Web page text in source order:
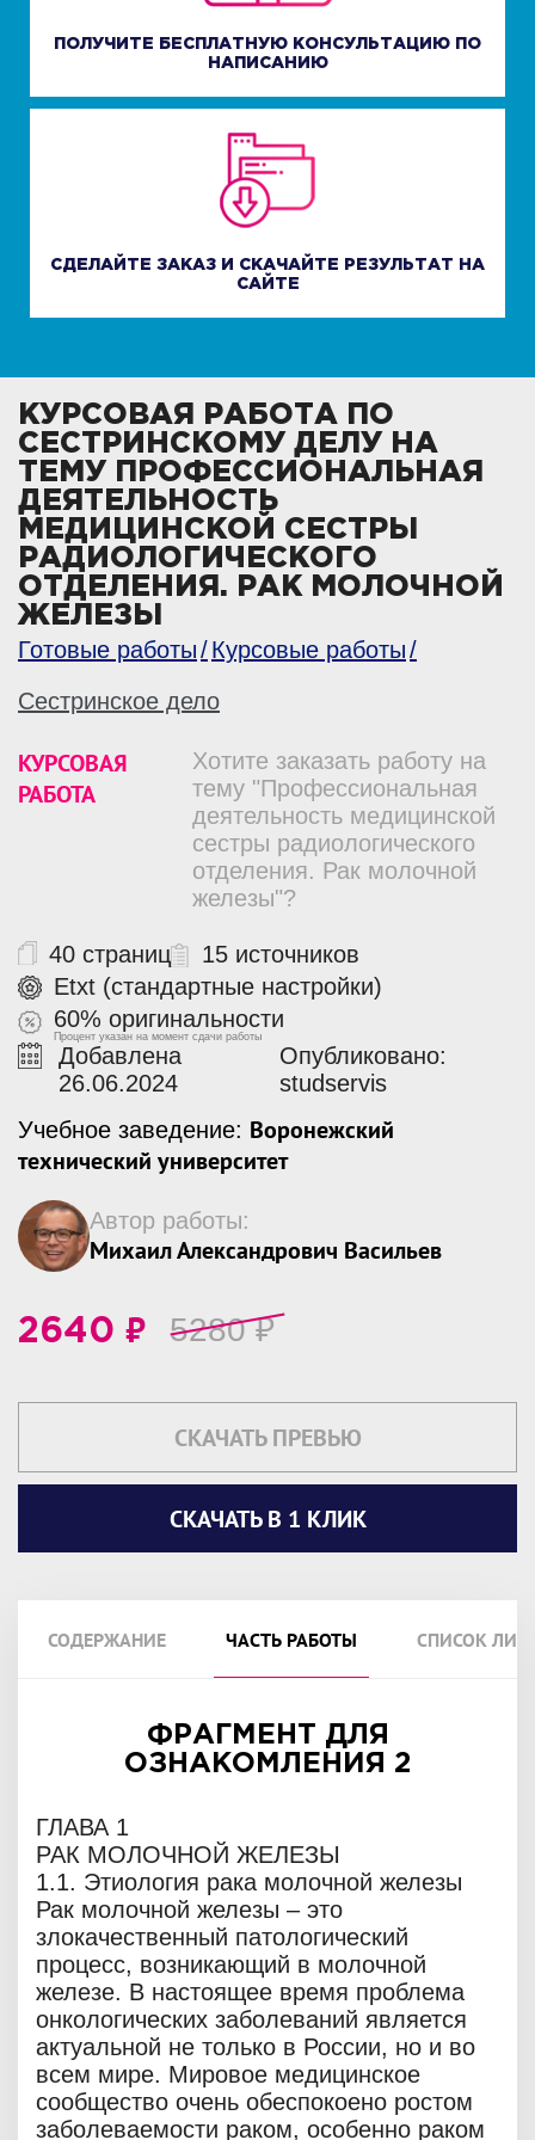
ПОЛУЧИТЕ БЕСПЛАТНУЮ КОНСУЛЬТАЦИЮ ПО
НАПИСАНИЮ
СДЕЛАЙТЕ ЗАКАЗ И СКАЧАЙТЕ РЕЗУЛЬТАТ НА
САЙТЕ
КУРСОВАЯ РАБОТА ПО
СЕСТРИНСКОМУ ДЕЛУ НА
ТЕМУ ПРОФЕССИОНАЛЬНАЯ
ДЕЯТЕЛЬНОСТЬ
МЕДИЦИНСКОЙ СЕСТРЫ
РАДИОЛОГИЧЕСКОГО
ОТДЕЛЕНИЯ. РАК МОЛОЧНОЙ
ЖЕЛЕЗЫ
Готовые работы
Курсовые работы
Сестринское дело
КУРСОВАЯ
РАБОТА
Хотите заказать работу на
тему "Профессиональная
деятельность медицинской
сестры радиологического
отделения. Рак молочной
железы"?
40 страниц
15 источников
Etxt (стандартные настройки)
60% оригинальности
Процент указан на момент сдачи работы
Добавлена
26.06.2024
Опубликовано:
studservis
Учебное заведение: Воронежский
технический университет
Автор работы:
Михаил Александрович Васильев
2640 ₽ 5280₽
СКАЧАТЬ ПРЕВЬЮ
СКАЧАТЬ В 1 КЛИК
СОДЕРЖАНИЕ ЧАСТЬ РАБОТЫ СПИСОК
ФРАГМЕНТ ДЛЯ
ОЗНАКОМЛЕНИЯ 2
ГЛАВА 1
РАК МОЛОЧНОЙ ЖЕЛЕЗЫ
1.1. Этиология рака молочной железы
Рак молочной железы – это
злокачественный патологический
процесс, возникающий в молочной
железе. В настоящее время проблема
онкологических заболеваний является
актуальной не только в России, но и во
всем мире. Мировое медицинское
сообщество очень обеспокоено ростом
заболеваемости раком, особенно раком